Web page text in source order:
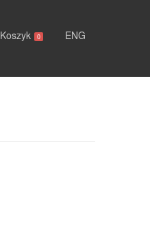
Koszyk 0 ENG